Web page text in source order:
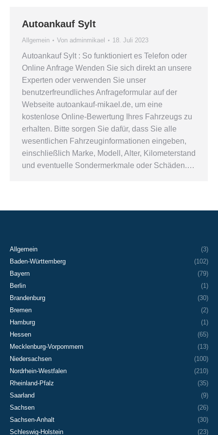
Autoankauf Sylt
Allgemein Von adminmikael 18. Juli 2023
Autoankauf Sylt : So funktioniert es Telefon oder
Online Anfrage Wenden Sie sich direkt an unsere
Experten oder verwenden Sie unser
benutzerfreundliches Anfrageformular auf der
Webseite autoankauf-mikael.de, um eine
kostenlose Online-Bewertung Ihres Fahrzeugs zu
erhalten. Bitte sorgen Sie dafür, dass Sie alle
wesentlichen Fahrzeuginformationen eingeben,
einschließlich Marke, Modell, Alter, Kilometerstand
und eventuelle Sondermerkmale oder Schäden.…
Allgemein
(3)
Baden-Württemberg
(102)
Bayern
(79)
Berlin
(1)
Brandenburg
(30)
Bremen
(2)
Hamburg
(1)
Hessen
(65)
Mecklenburg-Vorpommern
(13)
Niedersachsen
(100)
Nordrhein-Westfalen
(210)
Rheinland-Pfalz
(35)
Saarland
(9)
Sachsen
(26)
Sachsen-Anhalt
(30)
Schleswig-Holstein
(23)